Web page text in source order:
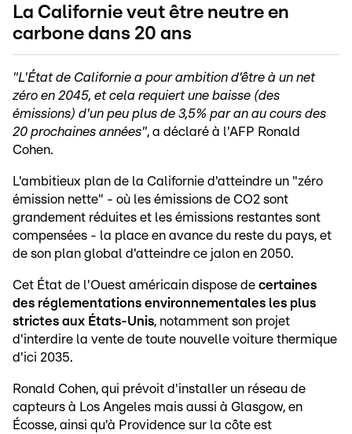
La Californie veut être neutre en
carbone dans 20 ans
"L'État de Californie a pour ambition d'être à un net
zéro en 2045, et cela requiert une baisse (des
émissions) d'un peu plus de 3,5% par an au cours des
20 prochaines années", a déclaré à l'AFP Ronald
Cohen.
L'ambitieux plan de la Californie d'atteindre un "zéro
émission nette" - où les émissions de CO2 sont
grandement réduites et les émissions restantes sont
compensées - la place en avance du reste du pays, et
de son plan global d'atteindre ce jalon en 2050.
Cet État de l'Ouest américain dispose de certaines
des réglementations environnementales les plus
strictes aux États-Unis, notamment son projet
d'interdire la vente de toute nouvelle voiture thermique
d'ici 2035.
Ronald Cohen, qui prévoit d'installer un réseau de
capteurs à Los Angeles mais aussi à Glasgow, en
Écosse, ainsi qu'à Providence sur la côte est